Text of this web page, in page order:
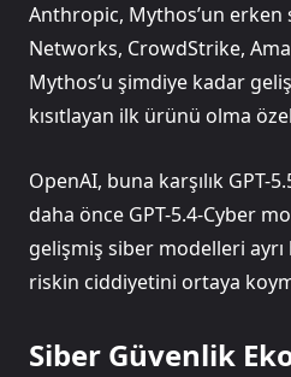
Anthropic, Mythos’un erken
Networks, CrowdStrike,
Mythos’u şimdiye kadar
kısıtlayan ilk ürünü olma
OpenAI, buna karşılık
daha önce GPT-5.4-Cyber
gelişmiş siber modelleri ayrı
riskin ciddiyetini ortaya
Siber Güvenlik